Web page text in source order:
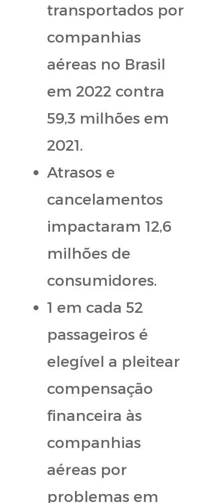
transportados por
companhias
aéreas no Brasil
em 2022 contra
59,3 milhões em
2021.
Atrasos e
cancelamentos
impactaram 12,6
milhões de
consumidores.
1 em cada 52
passageiros é
elegível a pleitear
compensação
financeira às
companhias
aéreas por
problemas em